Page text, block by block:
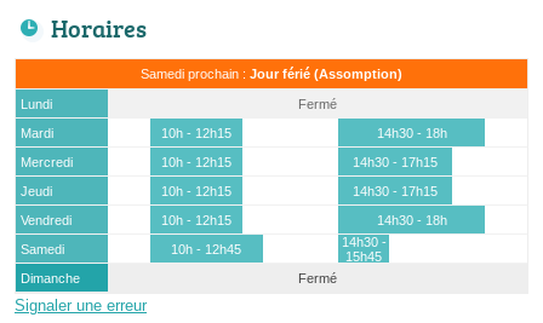
Horaires
Samedi prochain : Jour férié (Assomption)
Lundi
Fermé
Mardi
10h - 12h15
14h30 - 18h
Mercredi
10h - 12h15
14h30 - 17h15
Jeudi
10h - 12h15
14h30 - 17h15
Vendredi
10h - 12h15
14h30 - 18h
Samedi
10h - 12h45
14h30 -
15h45
Dimanche
Fermé
Signaler une erreur